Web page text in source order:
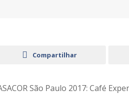
Compartilhar
São Paulo 2017: Café